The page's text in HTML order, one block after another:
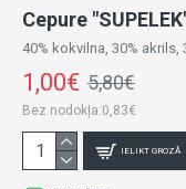
Cepure
40% kokvilna, 30%
1,00€ 5,80€
Bez nodokļa:0,83€
IELIKT GROZĀ